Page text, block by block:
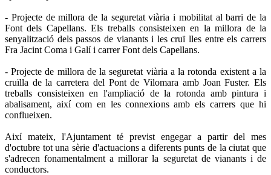
- Projecte de millora de la seguretat viària i mobilitat al barri de la
Font dels Capellans. Els treballs consisteixen en la millora de la
senyalització dels passos de vianants i les cruï lles entre els carrers
Fra Jacint Coma i Galí i carrer Font dels Capellans.
- Projecte de millora de la seguretat viària a la rotonda existent a la
cruïlla de la carretera del Pont de Vilomara amb Joan Fuster. Els
treballs consisteixen en l'ampliació de la rotonda amb pintura i
abalisament, així com en les connexions amb els carrers que hi
conflueixen.
Així mateix, l'Ajuntament té previst engegar a partir del mes
d'octubre tot una sèrie d'actuacions a diferents punts de la ciutat que
s'adrecen fonamentalment a millorar la seguretat de vianants i de
conductors.